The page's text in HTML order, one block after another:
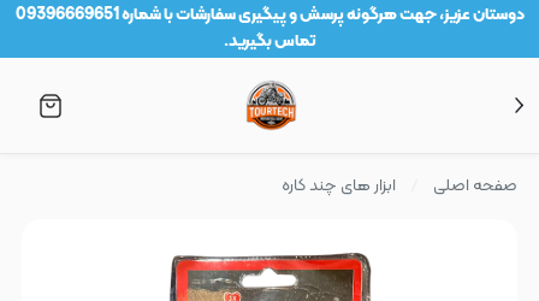
دوستان عزیز، جهت هرگونه پرسش و پیگیری سفارشات با شماره 09396669651
تماس بگیرید.
صفحه اصلی ابزار های چند کاره